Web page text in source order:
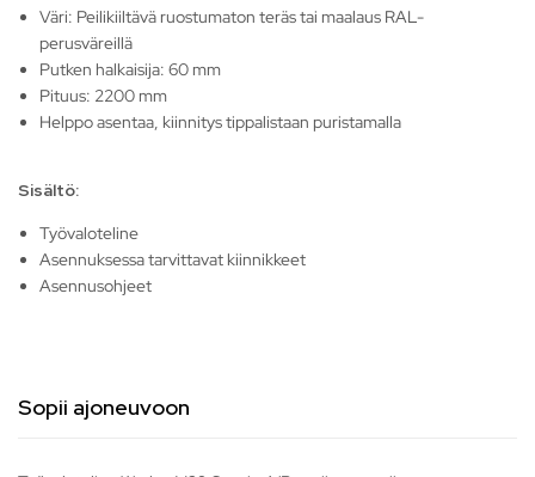
Väri: Peilikiiltävä ruostumaton teräs tai maalaus RAL-
perusväreillä
Putken halkaisija: 60 mm
Pituus: 2200 mm
Helppo asentaa, kiinnitys tippalistaan puristamalla
Sisältö:
Työvaloteline
Asennuksessa tarvittavat kiinnikkeet
Asennusohjeet
Sopii ajoneuvoon